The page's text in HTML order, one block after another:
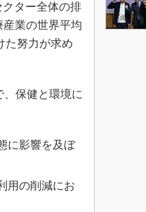
ター全体の排
業の世界平均
た努力が求め
、保健と環境に
に影響を及ぼ
用の削減にお